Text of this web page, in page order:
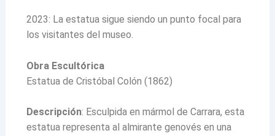
2023: La estatua sigue siendo un punto focal para
los visitantes del museo.
Obra Escultórica
Estatua de Cristóbal Colón (1862)
Descripción: Esculpida en mármol de Carrara, esta
estatua representa al almirante genovés en una